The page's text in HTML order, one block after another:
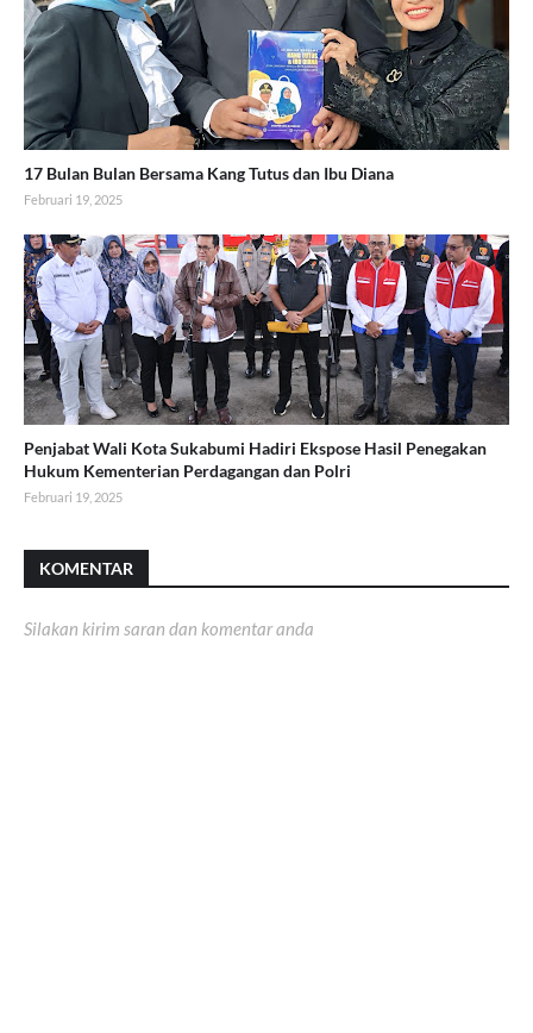
17 Bulan Bulan Bersama Kang Tutus dan Ibu Diana
Februari 19, 2025
Penjabat Wali Kota Sukabumi Hadiri Ekspose Hasil Penegakan
Hukum Kementerian Perdagangan dan Polri
Februari 19, 2025
KOMENTAR
Silakan kirim saran dan komentar anda